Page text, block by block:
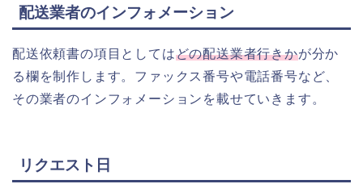
配送業者のインフォメーション
配送依頼書の項目としてはどの配送業者行きかが分か
る欄を制作します。ファックス番号や電話番号など、
その業者のインフォメーションを載せていきます。
リクエスト日